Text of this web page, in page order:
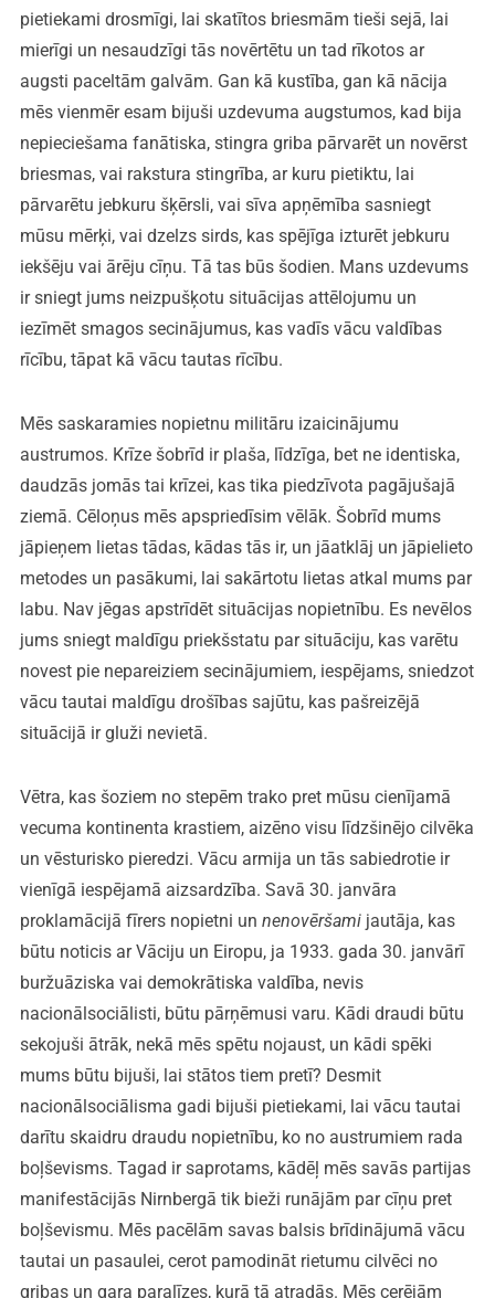
pietiekami drosmīgi, lai skatītos briesmām tieši sejā, lai
mierīgi un nesaudzīgi tās novērtētu un tad rīkotos ar
augsti paceltām galvām. Gan kā kustība, gan kā nācija
mēs vienmēr esam bijuši uzdevuma augstumos, kad bija
nepieciešama fanātiska, stingra griba pārvarēt un novērst
briesmas, vai rakstura stingrība, ar kuru pietiktu, lai
pārvarētu jebkuru šķērsli, vai sīva apņēmība sasniegt
mūsu mērķi, vai dzelzs sirds, kas spējīga izturēt jebkuru
iekšēju vai ārēju cīņu. Tā tas būs šodien. Mans uzdevums
ir sniegt jums neizpušķotu situācijas attēlojumu un
iezīmēt smagos secinājumus, kas vadīs vācu valdības
rīcību, tāpat kā vācu tautas rīcību.
Mēs saskaramies nopietnu militāru izaicinājumu
austrumos. Krīze šobrīd ir plaša, līdzīga, bet ne identiska,
daudzās jomās tai krīzei, kas tika piedzīvota pagājušajā
ziemā. Cēloņus mēs apspriedīsim vēlāk. Šobrīd mums
jāpieņem lietas tādas, kādas tās ir, un jāatklāj un jāpielieto
metodes un pasākumi, lai sakārtotu lietas atkal mums par
labu. Nav jēgas apstrīdēt situācijas nopietnību. Es nevēlos
jums sniegt maldīgu priekšstatu par situāciju, kas varētu
novest pie nepareiziem secinājumiem, iespējams, sniedzot
vācu tautai maldīgu drošības sajūtu, kas pašreizējā
situācijā ir gluži nevietā.
Vētra, kas šoziem no stepēm trako pret mūsu cienījamā
vecuma kontinenta krastiem, aizēno visu līdzšinējo cilvēka
un vēsturisko pieredzi. Vācu armija un tās sabiedrotie ir
vienīgā iespējamā aizsardzība. Savā 30. janvāra
proklamācijā fīrers nopietni un nenovēršami jautāja, kas
būtu noticis ar Vāciju un Eiropu, ja 1933. gada 30. janvārī
buržuāziska vai demokrātiska valdība, nevis
nacionālsociālisti, būtu pārņēmusi varu. Kādi draudi būtu
sekojuši ātrāk, nekā mēs spētu nojaust, un kādi spēki
mums būtu bijuši, lai stātos tiem pretī? Desmit
nacionālsociālisma gadi bijuši pietiekami, lai vācu tautai
darītu skaidru draudu nopietnību, ko no austrumiem rada
boļševisms. Tagad ir saprotams, kādēļ mēs savās partijas
manifestācijās Nirnbergā tik bieži runājām par cīņu pret
boļševismu. Mēs pacēlām savas balsis brīdinājumā vācu
tautai un pasaulei, cerot pamodināt rietumu cilvēci no
gribas un gara paralīzes, kurā tā atradās. Mēs cerējām